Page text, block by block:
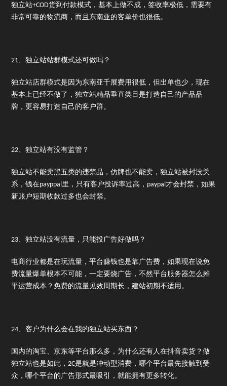
独立站+COD货到付款模式，基本上做不成，签收率极低，需要有
非常可靠的物流商，而且东南亚的客单价也很低。
21、独立站站群模式还可做吗？
独立站店群模式是因为东南亚千展费用很低，但出单也少，现在
基本上已经不做了，独立站精品垂直类目是打造自己的产品品
牌，更容易打造自己的客户群。
22、独立站有没有监管？
独立站不能卖黑五类的违禁品，仿牌也不能卖，独立站被封没关
系，钱在payppal里，只有客户投诉率过高，paypal才会封禁，如果
新账户短期收款过多也会封禁。
23、独立站没有流量，只能投广告好做吗？
电商行业都是在玩流量，平台赚钱也是靠广告费，如果现在说免
费流量爆单根本不可能，一定要烧广告，不然平台服务器怎么摊
平运营成本？免费的流量见效周期长，建站初期不适用。
24、客户为什么会在我的独立站买东西？
国内的淘宝、京东等平台那么多，为什么还有人在抖音卖货？做
独立站也是如此，2C是就是冲动型消费，哪个平台最先接触到受
众，哪个平台的广告形式最吸引，就能拥有更多转化。